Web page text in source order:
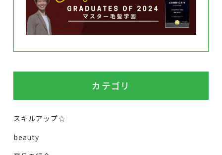
カテゴリ
スキルアップ☆
beauty